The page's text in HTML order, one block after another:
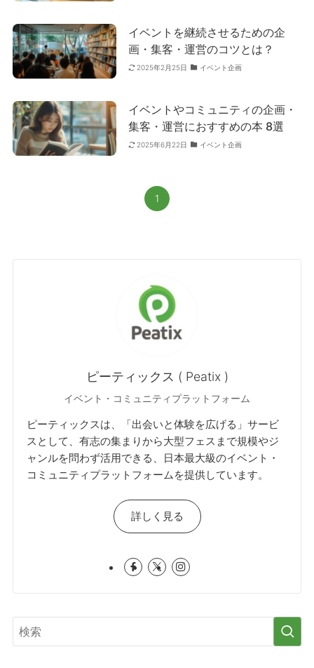
イベントを継続させるための企
画・集客・運営のコツとは？
2025年2月25日 イベント企画
イベントやコミュニティの企画・
集客・運営におすすめの本 8選
2025年6月22日 イベント企画
1
ピーティックス ( Peatix )
イベント・コミュニティプラットフォーム
ピーティックスは、「出会いと体験を広げる」サービ
スとして、有志の集まりから大型フェスまで規模やジ
ャンルを問わず活用できる、日本最大級のイベント・
コミュニティプラットフォームを提供しています。
詳しく見る